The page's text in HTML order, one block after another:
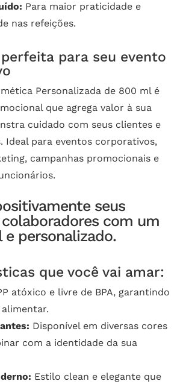
Para maior praticidade e
nas refeições.
para seu evento
Personalizada de 800 ml é
que agrega valor à sua
cuidado com seus clientes e
Ideal para eventos corporativos,
campanhas promocionais e
seus
com um
personalizado.
que você vai amar:
atóxico e livre de BPA, garantindo
Disponível em diversas cores
com a identidade da sua
Estilo clean e elegante que